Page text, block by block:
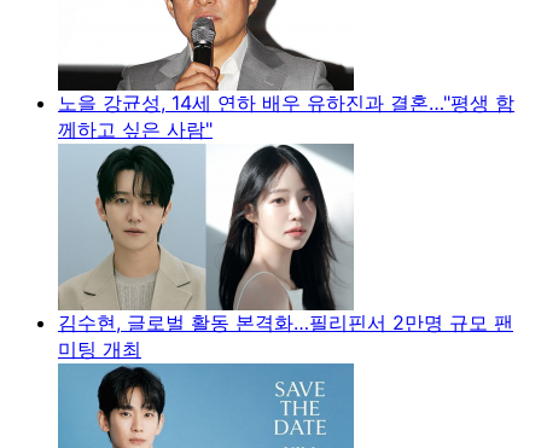
노을 강균성, 14세 연하 배우 유하진과 결혼…"평생 함
께하고 싶은 사람"
김수현, 글로벌 활동 본격화…필리핀서 2만명 규모 팬
미팅 개최